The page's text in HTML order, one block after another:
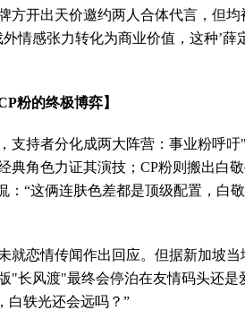
开出天价邀约两人合体代言，但均
情感张力转化为商业价值，这种’薛
粉的终极博弈】
持者分化成两大阵营：事业粉呼吁
典角色力证其演技；CP粉则搬出白
：“这俩连肤色差都是顶级配置，白
恋情传闻作出回应。但据新加坡当
长风渡"最终会停泊在友情码头还是
白轶光还会远吗？”